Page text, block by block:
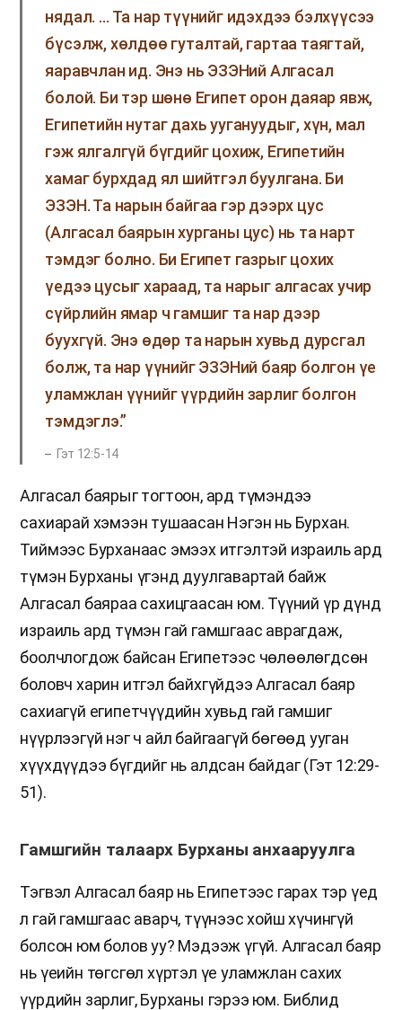
нядал. … Та нар түүнийг идэхдээ бэлхүүсээ
бүсэлж, хөлдөө гуталтай, гартаа таягтай,
яаравчлан ид. Энэ нь ЭЗЭНий Алгасал
болой. Би тэр шөнө Египет орон даяар явж,
Египетийн нутаг дахь уугануудыг, хүн, мал
гэж ялгалгүй бүгдийг цохиж, Египетийн
хамаг бурхдад ял шийтгэл буулгана. Би
ЭЗЭН. Та нарын байгаа гэр дээрх цус
(Алгасал баярын хурганы цус) нь та нарт
тэмдэг болно. Би Египет газрыг цохих
үедээ цусыг хараад, та нарыг алгасах учир
сүйрлийн ямар ч гамшиг та нар дээр
буухгүй. Энэ өдөр та нарын хувьд дурсгал
болж, та нар үүнийг ЭЗЭНий баяр болгон үе
уламжлан үүнийг үүрдийн зарлиг болгон
тэмдэглэ.”
Гэт 12:5-14
Алгасал баярыг тогтоон, ард түмэндээ
сахиарай хэмээн тушаасан Нэгэн нь Бурхан.
Тиймээс Бурханаас эмээх итгэлтэй израиль ард
түмэн Бурханы үгэнд дуулгавартай байж
Алгасал баяраа сахицгаасан юм. Түүний үр дүнд
израиль ард түмэн гай гамшгаас аврагдаж,
боолчлогдож байсан Египетээс чөлөөлөгдсөн
боловч харин итгэл байхгүйдээ Алгасал баяр
сахиагүй египетчүүдийн хувьд гай гамшиг
нүүрлээгүй нэг ч айл байгаагүй бөгөөд ууган
хүүхдүүдээ бүгдийг нь алдсан байдаг (Гэт 12:29-
51).
Гамшгийн талаарх Бурханы анхааруулга
Тэгвэл Алгасал баяр нь Египетээс гарах тэр үед
л гай гамшгаас аварч, түүнээс хойш хүчингүй
болсон юм болов уу? Мэдээж үгүй. Алгасал баяр
нь үеийн төгсгөл хүртэл үе уламжлан сахих
үүрдийн зарлиг, Бурханы гэрээ юм. Библид